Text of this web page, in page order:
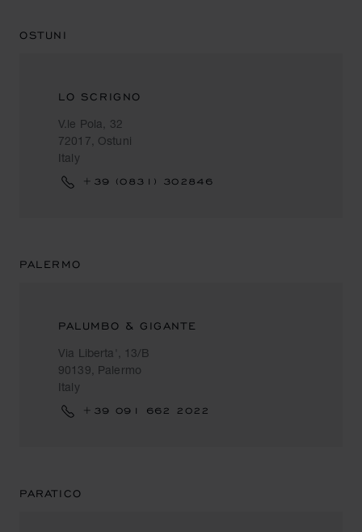
OSTUNI
LO SCRIGNO
V.le Pola, 32
72017, Ostuni
Italy
+39 (0831) 302846
PALERMO
PALUMBO & GIGANTE
Via Liberta', 13/B
90139, Palermo
Italy
+39 091 662 2022
PARATICO